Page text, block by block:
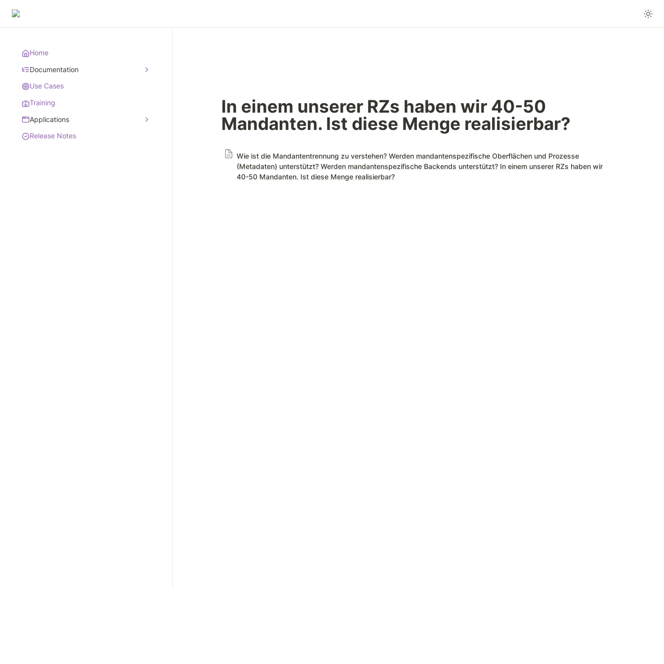
Home
Documentation
Use Cases
Training
Applications
Release Notes
In einem unserer RZs haben wir 40-50
Mandanten. Ist diese Menge realisierbar?
Wie ist die Mandantentrennung zu verstehen? Werden mandantenspezifische Oberflächen und Prozesse
(Metadaten) unterstützt? Werden mandantenspezifische Backends unterstützt? In einem unserer RZs haben wir
40-50 Mandanten. Ist diese Menge realisierbar?